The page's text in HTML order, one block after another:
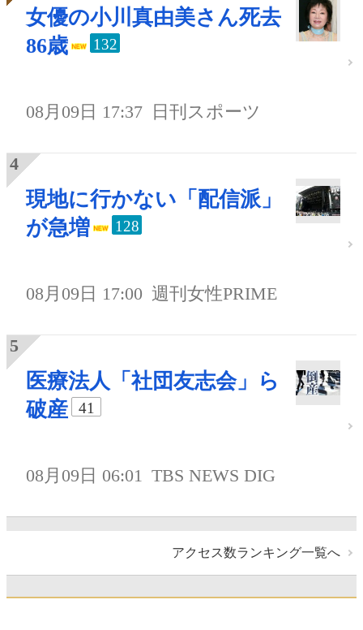
女優の小川真由美さん死去
86歳
132
08月09日 17:37 日刊スポーツ
現地に行かない「配信派」
が急増
128
08月09日 17:00 週刊女性PRIME
医療法人「社団友志会」ら
破産
41
08月09日 06:01 TBS NEWS DIG
アクセス数ランキング一覧へ